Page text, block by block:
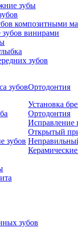
зубы
композитными
винирами
зубов
зубов
зубов
Ортодонтия
Установка
Ортодонтия
Исправление
Открытый
зубов